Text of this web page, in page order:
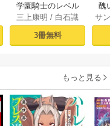
学園騎士のレベル
アップ！レベル100
0超えの転生者、落
ちこぼれクラスに
（コミック） ： 1
三上康明 / 白石識
3冊無料
醜
同
サ
もっと見る